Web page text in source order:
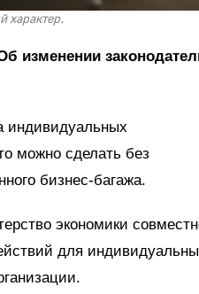
характер.
изменении
индивидуальных
можно сделать без
бизнес-багажа.
экономики
для